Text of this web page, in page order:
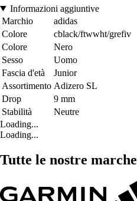
Informazioni aggiuntive
Marchio
adidas
Colore
cblack/ftwwht/grefiv
Colore
Nero
Sesso
Uomo
Fascia d'età
Junior
Assortimento Adizero SL
Drop
9 mm
Stabilità
Neutre
Loading...
Loading...
Tutte le nostre marche